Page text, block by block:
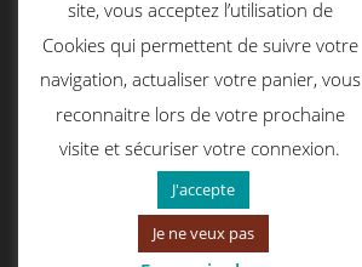
Conditions générales de vente
Mentions légales
Politique de confidentialité
politique de cookies
site, vous acceptez l’utilisation de
Cookies qui permettent de suivre votre
navigation, actualiser votre panier, vous
reconnaitre lors de votre prochaine
visite et sécuriser votre connexion.
J'accepte
Je ne veux pas